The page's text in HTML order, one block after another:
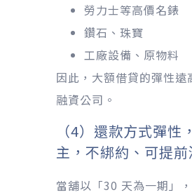
勞力士等高價名錶
鑽石、珠寶
工廠設備、原物料
因此，大額借貸的彈性遠
融資公司。
（4）還款方式彈性
主，不綁約、可提前
當舖以「30 天為一期」